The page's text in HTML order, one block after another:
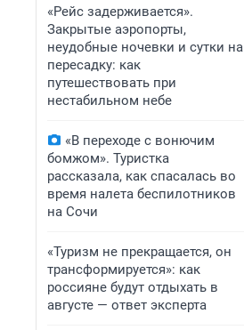
«Рейс задерживается».
Закрытые аэропорты,
неудобные ночевки и сутки на
пересадку: как
путешествовать при
нестабильном небе
«В переходе с вонючим
бомжом». Туристка
рассказала, как спасалась во
время налета беспилотников
на Сочи
«Туризм не прекращается, он
трансформируется»: как
россияне будут отдыхать в
августе — ответ эксперта